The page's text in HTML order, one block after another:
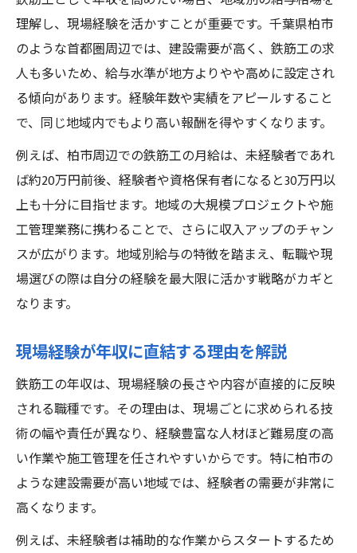
理解し、現場経験を活かすことが重要です。千葉県柏市
のような首都圏周辺では、建設需要が高く、鉄筋工の求
人も多いため、給与水準が地方よりやや高めに設定され
る傾向があります。経験年数や実績をアピールすること
で、同じ地域内でもより高い報酬を得やすくなります。
例えば、柏市周辺での鉄筋工の月給は、未経験者であれ
ば約20万円前後、経験者や資格保有者になると30万円以
上も十分に目指せます。地域の大規模プロジェクトや施
工管理業務に携わることで、さらに収入アップのチャン
スが広がります。地域別給与の特徴を踏まえ、転職や現
場選びの際は自分の経験を最大限に活かす戦略がカギと
なります。
現場経験が年収に直結する理由を解説
鉄筋工の年収は、現場経験の長さや内容が直接的に反映
される職種です。その理由は、現場ごとに求められる技
術の幅や責任が異なり、経験豊富な人材ほど難易度の高
い作業や施工管理を任されやすいからです。特に柏市の
ような建設需要が高い地域では、経験者の需要が非常に
高くなります。
例えば、未経験者は補助的な作業からスタートするため